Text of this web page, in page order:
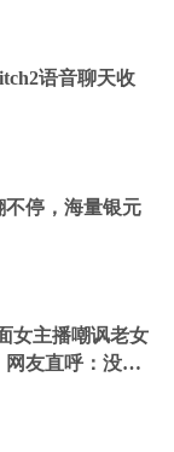
语音聊天收
不停，海量银元
女主播嘲讽老女
网友直呼：没边